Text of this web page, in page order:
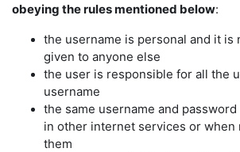
obeying the rules mentioned below:
the username is personal and it is
given to anyone else
the user is responsible for all the
username
the same username and
in other internet services or
them